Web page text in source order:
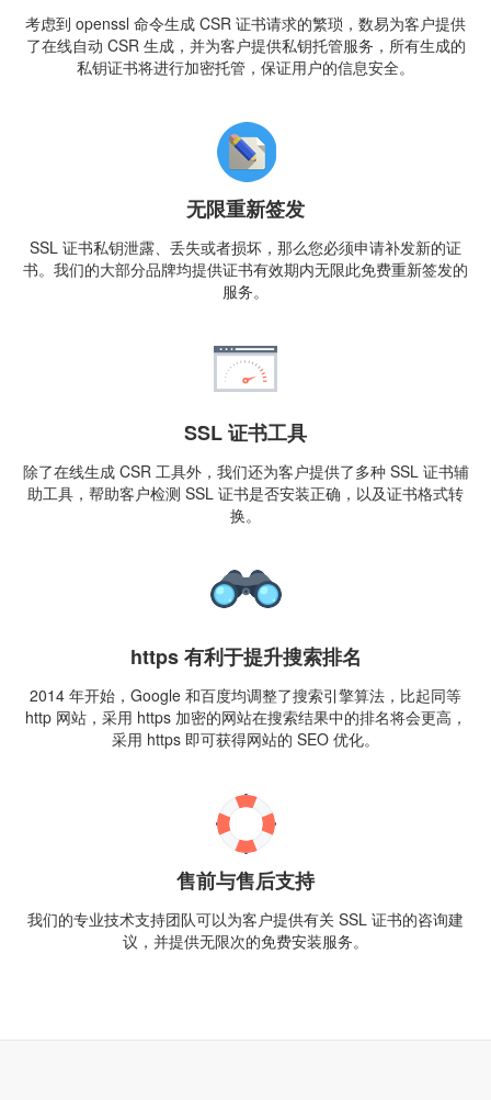
考虑到 openssl 命令生成 CSR 证书请求的繁琐，数易为客户提供
了在线自动 CSR 生成，并为客户提供私钥托管服务，所有生成的
私钥证书将进行加密托管，保证用户的信息安全。
无限重新签发
SSL 证书私钥泄露、丢失或者损坏，那么您必须申请补发新的证
书。我们的大部分品牌均提供证书有效期内无限此免费重新签发的
服务。
SSL 证书工具
除了在线生成 CSR 工具外，我们还为客户提供了多种 SSL 证书辅
助工具，帮助客户检测 SSL 证书是否安装正确，以及证书格式转
换。
https 有利于提升搜索排名
2014 年开始，Google 和百度均调整了搜索引擎算法，比起同等
http 网站，采用 https 加密的网站在搜索结果中的排名将会更高，
采用 https 即可获得网站的 SEO 优化。
售前与售后支持
我们的专业技术支持团队可以为客户提供有关 SSL 证书的咨询建
议，并提供无限次的免费安装服务。